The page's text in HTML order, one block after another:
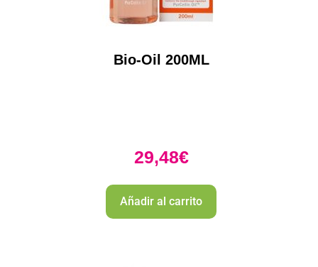
Bio-Oil 200ML
29,48€
Añadir al carrito